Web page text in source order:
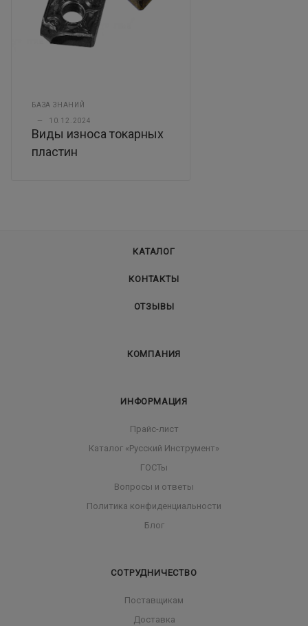
БАЗА ЗНАНИЙ
— 10.12.2024
Виды износа токарных
пластин
КАТАЛОГ
КОНТАКТЫ
ОТЗЫВЫ
КОМПАНИЯ
ИНФОРМАЦИЯ
Прайс-лист
Каталог «Русский Инструмент»
ГОСТы
Вопросы и ответы
Политика конфиденциальности
Блог
СОТРУДНИЧЕСТВО
Поставщикам
Доставка